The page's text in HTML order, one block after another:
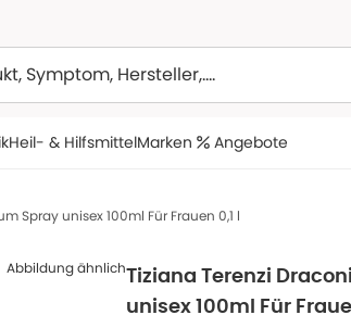
Heil- & HilfsmittelMarken Angebote
Spray unisex 100ml Für Frauen 0,1 l
Abbildung ähnlichTiziana Terenzi
unisex 100ml Für